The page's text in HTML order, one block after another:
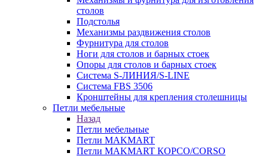
столов
Подстолья
Механизмы раздвижения столов
Фурнитура для столов
Ноги для столов и барных стоек
Опоры для столов и барных стоек
Система S-ЛИНИЯ/S-LINE
Система FBS 3506
Кронштейны для крепления столешницы
Петли мебельные
Назад
Петли мебельные
Петли MAKMART
Петли MAKMART КОРСО/CORSO